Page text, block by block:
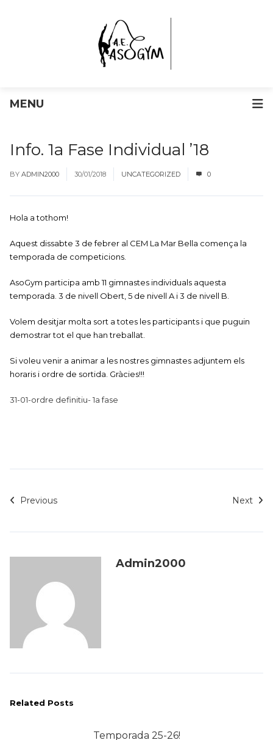
MENU
Info. 1a Fase Individual ’18
BY ADMIN2000 30/01/2018 UNCATEGORIZED 0
Hola a tothom!
Aquest dissabte 3 de febrer al CEM La Mar Bella comença la
temporada de competicions.
AsoGym participa amb 11 gimnastes individuals aquesta
temporada. 3 de nivell Obert, 5 de nivell A i 3 de nivell B.
Volem desitjar molta sort a totes les participants i que puguin
demostrar tot el que han treballat.
Si voleu venir a animar a les nostres gimnastes adjuntem els
horaris i ordre de sortida. Gràcies!!!
31-01-ordre definitiu- 1a fase
Previous Next
Admin2000
Related Posts
Temporada 25-26!